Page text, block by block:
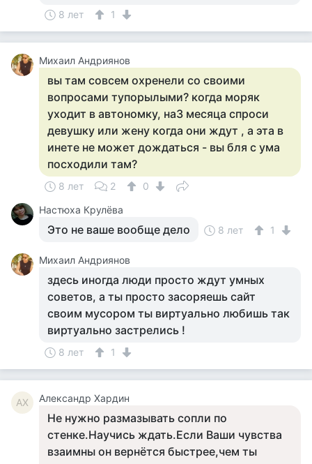
8 лет 1
Михаил Андриянов
вы там совсем охренели со своими
вопросами тупорылыми? когда моряк
уходит в автономку, на3 месяца спроси
девушку или жену когда они ждут , а эта в
инете не может дождаться - вы бля с ума
посходили там?
8 лет 2
0
Настюха Крулёва
Это не ваше вообще дело 8 лет 1
Михаил Андриянов
здесь иногда люди просто ждут умных
советов, а ты просто засоряешь сайт
своим мусором ты виртуально любишь так
виртуально застрелись !
8 лет 1
АХ Александр Хардин
Не нужно размазывать сопли по
стенке.Научись ждать.Если Ваши чувства
взаимны он вернётся быстрее,чем ты